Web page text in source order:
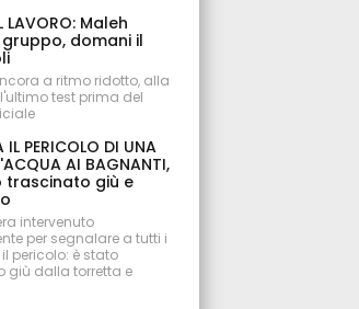
LAVORO: Maleh
domani il
a ritmo ridotto, alla
test prima del
IL PERICOLO DI UNA
AI BAGNANTI,
trascinato giù e
intervenuto
per segnalare a tutti i
pericolo: è stato
giù dalla torretta e